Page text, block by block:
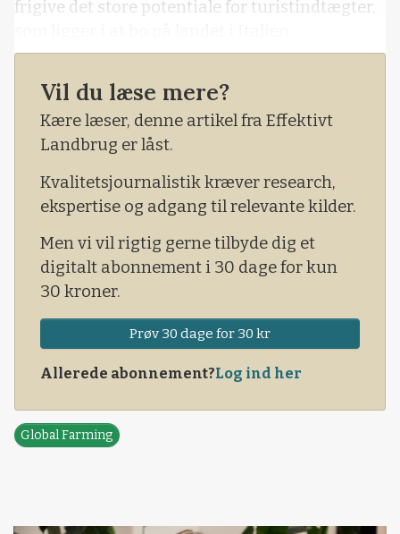
frigive det store potentiale for turistindtægter,
italiensk, er de seneste år blevet meget udbredt
og er nu med til at sikre en stabil og
velkommen indtægt i tider, hvor klimaet gør
Nogle regioner er mere oplagte til agroturismo
Vil du læse mere?
Kære læser, denne artikel fra Effektivt
Landbrug er låst.
Kvalitetsjournalistik kræver research,
ekspertise og adgang til relevante kilder.
Men vi vil rigtig gerne tilbyde dig et
digitalt abonnement i 30 dage for kun
30 kroner.
Prøv 30 dage for 30 kr
Allerede abonnement?Log ind her
Global Farming